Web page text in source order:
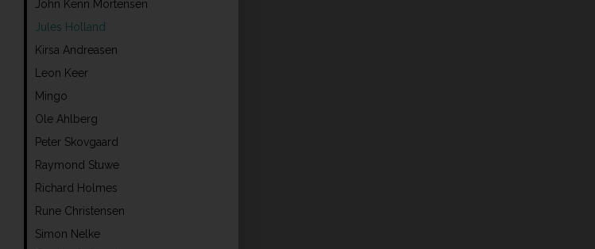
John Kenn Mortensen
Jules Holland
Kirsa Andreasen
Leon Keer
Mingo
Ole Ahlberg
Peter Skovgaard
Raymond Stuwe
Richard Holmes
Rune Christensen
Simon Nelke